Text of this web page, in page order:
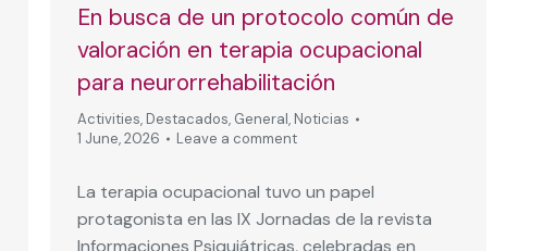
En busca de un protocolo común de
valoración en terapia ocupacional
para neurorrehabilitación
Activities, Destacados, General, Noticias
1 June, 2026
Leave a comment
La terapia ocupacional tuvo un papel
protagonista en las IX Jornadas de la revista
Informaciones Psiquiátricas, celebradas en